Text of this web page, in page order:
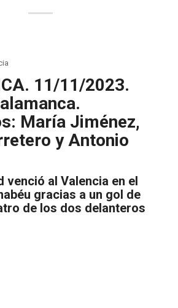
11/11/2023.
María Jiménez,
y Antonio
venció al Valencia en el
gracias a un gol de
de los dos delanteros